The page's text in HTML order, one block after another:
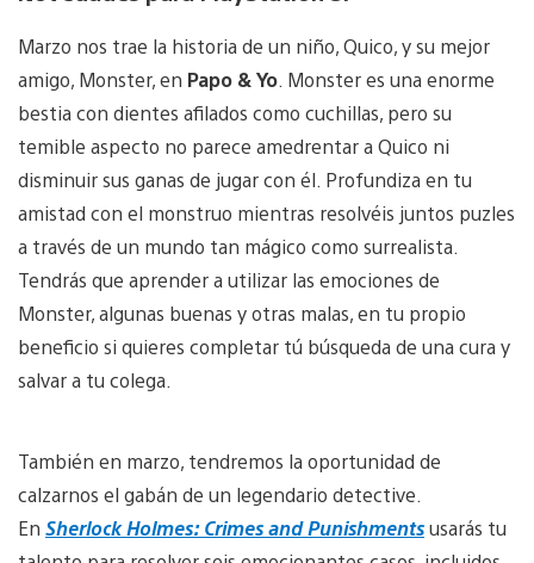
Marzo nos trae la historia de un niño, Quico, y su mejor
amigo, Monster, en Papo & Yo . Monster es una enorme
bestia con dientes afilados como cuchillas, pero su
temible aspecto no parece amedrentar a Quico ni
disminuir sus ganas de jugar con él. Profundiza en tu
amistad con el monstruo mientras resolvéis juntos puzles
a través de un mundo tan mágico como surrealista.
Tendrás que aprender a utilizar las emociones de
Monster, algunas buenas y otras malas, en tu propio
beneficio si quieres completar tú búsqueda de una cura y
salvar a tu colega.
También en marzo, tendremos la oportunidad de
calzarnos el gabán de un legendario detective.
En Sherlock Holmes: Crimes and Punishmentsusarás tu